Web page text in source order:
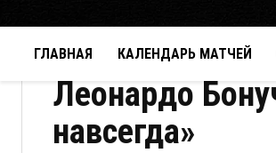
ГЛАВНАЯ КАЛЕНДАРЬ МАТЧЕЙ
Леонардо
навсегда»